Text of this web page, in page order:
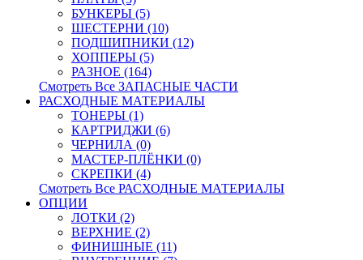
БУНКЕРЫ (5)
ШЕСТЕРНИ (10)
ПОДШИПНИКИ (12)
ХОППЕРЫ (5)
РАЗНОЕ (164)
Смотреть Все ЗАПАСНЫЕ ЧАСТИ
РАСХОДНЫЕ МАТЕРИАЛЫ
ТОНЕРЫ (1)
КАРТРИДЖИ (6)
ЧЕРНИЛА (0)
МАСТЕР-ПЛЁНКИ (0)
СКРЕПКИ (4)
Смотреть Все РАСХОДНЫЕ МАТЕРИАЛЫ
ОПЦИИ
ЛОТКИ (2)
ВЕРХНИЕ (2)
ФИНИШНЫЕ (11)